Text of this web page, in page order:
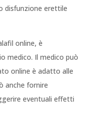
disfunzione erettile
online, è
medico. Il medico può
online è adatto alle
anche fornire
eventuali effetti